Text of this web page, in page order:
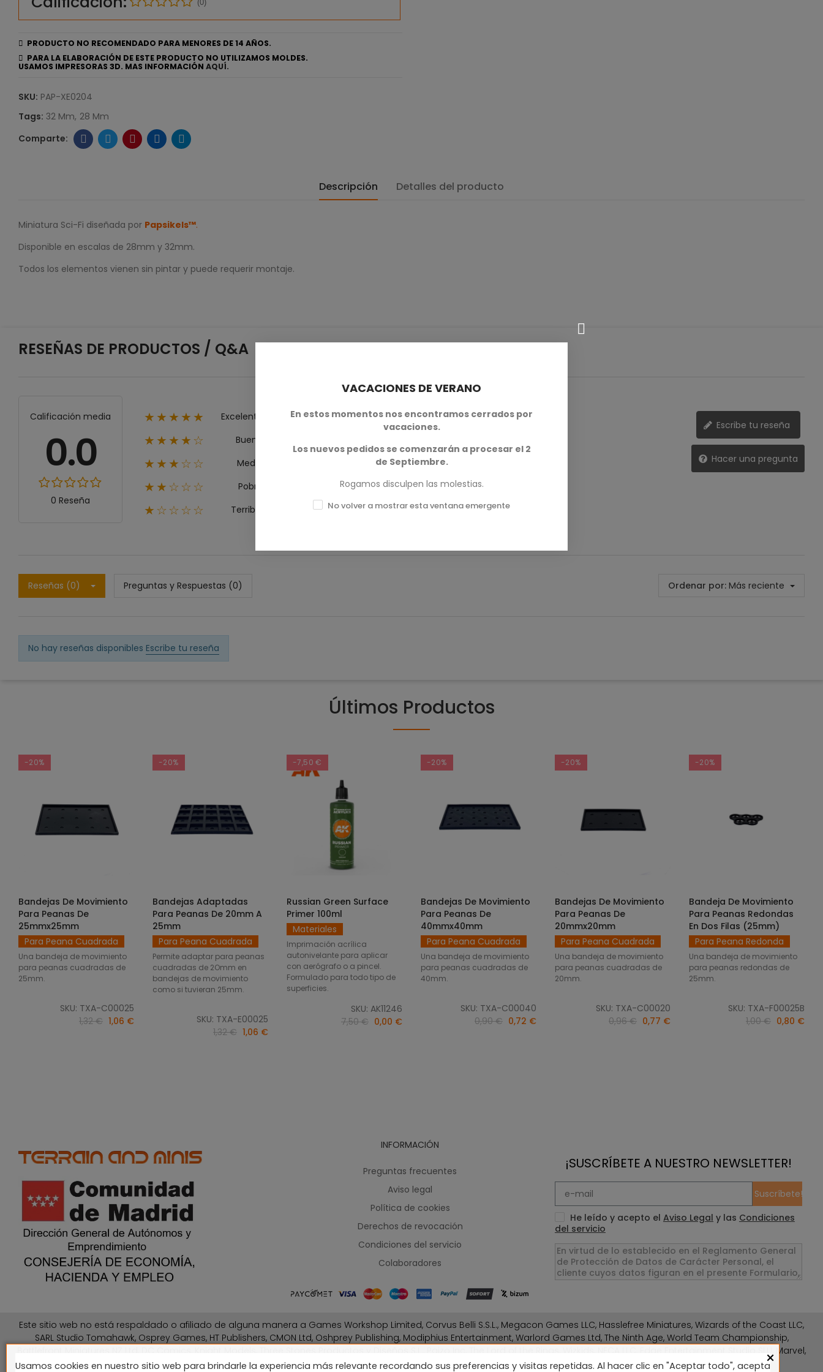
(0)
PRODUCTO NO RECOMENDADO PARA MENORES DE 14 AÑOS.
PARA LA ELABORACIÓN DE ESTE PRODUCTO NO UTILIZAMOS MOLDES.
USAMOS IMPRESORAS 3D. MAS INFORMACIÓN AQUÍ.
SKU: PAP-XE0204
Tags: 32 Mm 28 Mm
Descripción Detalles del producto
Miniatura Sci-Fi diseñada por Papsikels™.
Disponible en escalas de 28mm y 32mm.
Todos los elementos vienen sin pintar y puede requerir montaje.
RESEÑAS DE PRODUCTOS / Q&A
Calificación media
0.0
0 Reseña
★★★★★ Excelente 0
★★★★☆ Bueno
★★★☆☆ Medio 0
★★☆☆☆ Pobre 0
★☆☆☆☆ Terrible 0
Escribe tu reseña
Hacer una pregunta
Reseñas (0) Preguntas y Respuestas (0) Ordenar por: Más reciente
No hay reseñas disponibles Escribe tu reseña
Últimos Productos
-20%
SELECCIONAR OPCIONES
Bandejas De Movimiento
Para Peanas De
25mmx25mm
Para Peana Cuadrada
Una bandeja de movimiento
para peanas cuadradas de
25mm.
SKU: TXA-C00025
1,32 € 1,06 €
-20%
SELECCIONAR OPCIONES
Bandejas Adaptadas
Para Peanas De 20mm A
25mm
Para Peana Cuadrada
Permite adaptar para peanas
cuadradas de 2Omm en
bandejas de movimiento
como si tuvieran 25mm.
SKU: TXA-E00025
1,32 € 1,06 €
-7,50 €
AÑADIR AL CARRITO
Russian Green Surface
Primer 100ml
Materiales
Imprimación acrílica
autonivelante para aplicar
con aerógrafo o a pincel.
Formulado para todo tipo de
superficies.
SKU: AK11246
7,50 € 0,00 €
-20%
SELECCIONAR OPCIONES
Bandejas De Movimiento
Para Peanas De
40mmx40mm
Para Peana Cuadrada
Una bandeja de movimiento
para peanas cuadradas de
40mm.
SKU: TXA-C00040
0,90 € 0,72 €
-20%
SELECCIONAR OPCIONES
Bandejas De Movimiento
Para Peanas De
20mmx20mm
Para Peana Cuadrada
Una bandeja de movimiento
para peanas cuadradas de
20mm.
SKU: TXA-C00020
0,96 € 0,77 €
-20%
AÑADIR AL CARRITO
Bandeja De Movimiento
Para Peanas Redondas
En Dos Filas (25mm)
Para Peana Redonda
Una bandeja de movimiento
para peanas redondas de
25mm.
SKU: TXA-F00025B
1,00 € 0,80 €
INFORMACIÓN
Preguntas frecuentes
Aviso legal
Política de cookies
Derechos de revocación
Condiciones del servicio
Colaboradores
¡SUSCRÍBETE A NUESTRO NEWSLETTER!
Suscríbete!
He leído y acepto el Aviso Legal y las Condiciones
del servicio
Este sitio web no está respaldado o afiliado de alguna manera a Games Workshop Limited, Corvus Belli S.S.L., Megacon Games LLC, Hasslefree Miniatures, Wizards of the Coast LLC,
SARL Studio Tomahawk, Osprey Games, HT Publishers, CMON Ltd, Oshprey Publishing, Modiphius Entertainment, Warlord Games Ltd, The Ninth Age, World Team Championship,
Battlefront Miniatures NZ Ltd, DC Comics, Knight Models, Three Stones Productos y Diseños S.L., Paizo Inc, The Lord of the Rings, Wizkids, NECA LLC, Edge Entertainment Studio SLU, Marvel,
Fantasy Flight Games (FFG), Disney, Lucasfilm Ltd.
VACACIONES DE VERANO
En estos momentos nos encontramos cerrados por
vacaciones.
Los nuevos pedidos se comenzarán a procesar el 2
de Septiembre.
Rogamos disculpen las molestias.
No volver a mostrar esta ventana emergente
×
Usamos cookies en nuestro sitio web para brindarle la experiencia más relevante recordando sus preferencias y visitas repetidas. Al hacer clic en "Aceptar todo", acepta